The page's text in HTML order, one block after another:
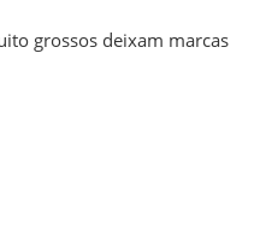
grossos deixam marcas